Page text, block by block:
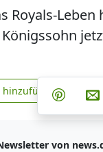
Royals-Leben
zu Google
hinzufügen Teilen
von